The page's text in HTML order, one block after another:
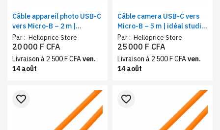
Câble appareil photo USB-C
vers Micro-B – 2 m |
compact et pratique
Par : Helloprice Store
20 000 F CFA
Livraison à 2 500 F CFAven.
14 août
Câble camera USB-C vers
Micro-B – 5 m | idéal studio
photo
Par : Helloprice Store
25 000 F CFA
Livraison à 2 500 F CFAven.
14 août
favorite_border favorite_border